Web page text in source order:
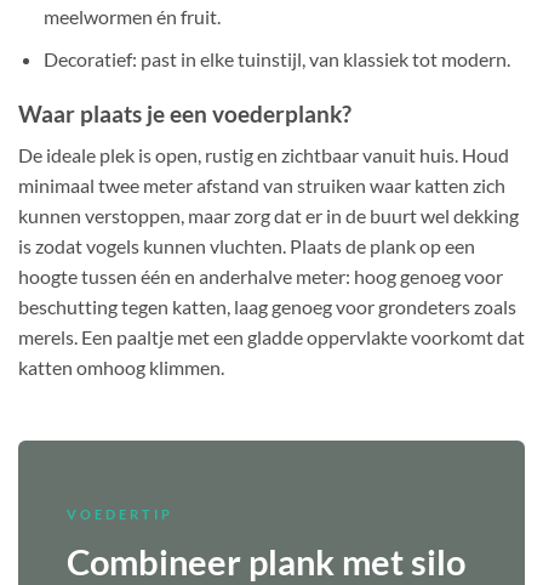
meelwormen én fruit.
Decoratief: past in elke tuinstijl, van klassiek tot modern.
Waar plaats je een voederplank?
De ideale plek is open, rustig en zichtbaar vanuit huis. Houd
minimaal twee meter afstand van struiken waar katten zich
kunnen verstoppen, maar zorg dat er in de buurt wel dekking
is zodat vogels kunnen vluchten. Plaats de plank op een
hoogte tussen één en anderhalve meter: hoog genoeg voor
beschutting tegen katten, laag genoeg voor grondeters zoals
merels. Een paaltje met een gladde oppervlakte voorkomt dat
katten omhoog klimmen.
VOEDERTIP
Combineer plank met silo